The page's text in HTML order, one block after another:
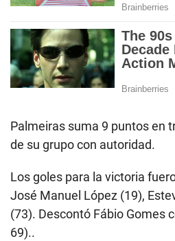
Palmeiras suma 9 puntos en
de su grupo con autoridad.
Los goles para la victoria
José Manuel López (19),
(73). Descontó Fábio Gomes
69)..